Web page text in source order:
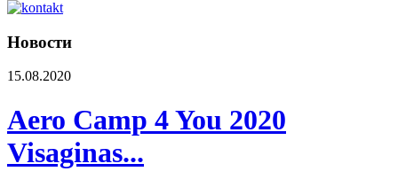
Новости
15.08.2020
Aero Camp 4 You 2020
Visaginas...